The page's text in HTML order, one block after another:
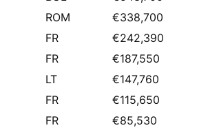
ROM
€338,700
FR
€242,390
FR
€187,550
LT
€147,760
FR
€115,650
FR
€85,530